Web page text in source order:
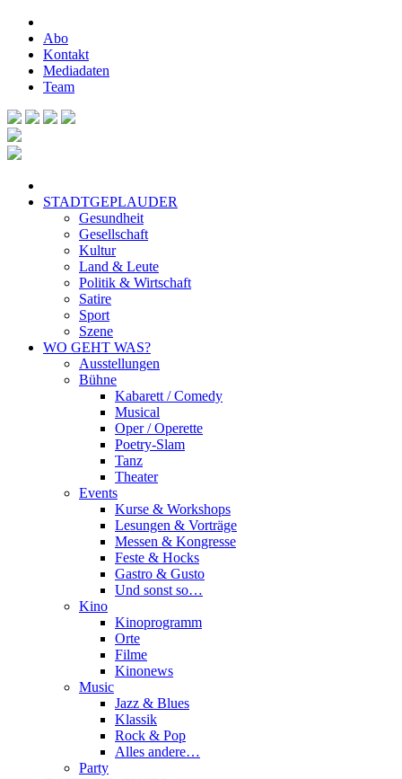
Abo
Kontakt
Mediadaten
Team
STADTGEPLAUDER
Gesundheit
Gesellschaft
Kultur
Land & Leute
Politik & Wirtschaft
Satire
Sport
Szene
WO GEHT WAS?
Ausstellungen
Bühne
Kabarett / Comedy
Musical
Oper / Operette
Poetry-Slam
Tanz
Theater
Events
Kurse & Workshops
Lesungen & Vorträge
Messen & Kongresse
Feste & Hocks
Gastro & Gusto
Und sonst so…
Kino
Kinoprogramm
Orte
Filme
Kinonews
Music
Jazz & Blues
Klassik
Rock & Pop
Alles andere…
Party